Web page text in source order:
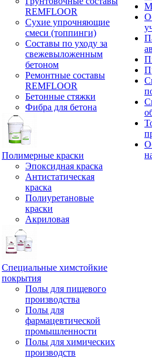
REMFLOOR
Сухие упрочняющие
смеси (топпинги)
Составы по уходу за
свежевыложенным
бетоном
Ремонтные составы
REMFLOOR
Бетонные стяжки
Фибра для бетона
Полимерные краски
Эпоксидная краска
Антистатическая
краска
Полиуретановые
краски
Акриловая
Специальные химстойкие
покрытия
Полы для пищевого
производства
Полы для
фармацевтической
промышленности
Полы для химических
производств